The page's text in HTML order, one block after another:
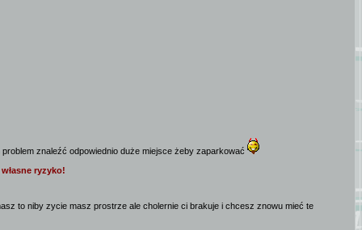
znaleźć odpowiednio duże miejsce żeby zaparkować
ryzyko!
to niby zycie masz prostrze ale cholernie ci brakuje i chcesz znowu mieć te